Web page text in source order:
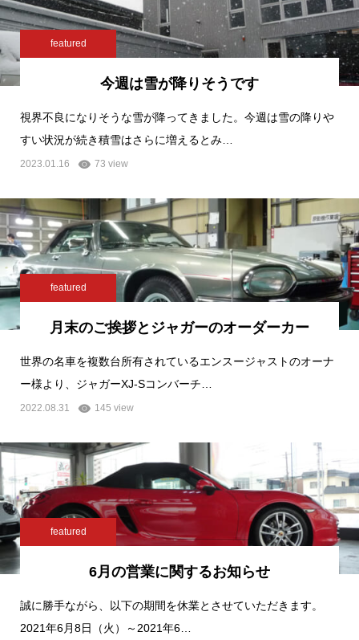
featured
今週は雪が降りそうです
視界不良になりそうな雪が降ってきました。今週は雪の降りや
すい状況が続き積雪はさらに増えるとみ…
2023.01.16 73 view
featured
月末のご挨拶とジャガーのオーダーカー
世界の名車を複数台所有されているエンスージャストのオーナ
ー様より、ジャガーXJ-Sコンバーチ…
2022.08.31 145 view
featured
6月の営業に関するお知らせ
誠に勝手ながら、以下の期間を休業とさせていただきます。
2021年6月8日（火）～2021年6…